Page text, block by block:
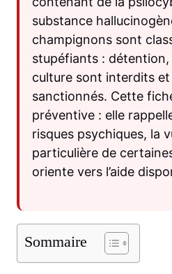
substance
champignons sont
stupéfiants : détention,
culture sont interdits
sanctionnés. Cette
préventive : elle
risques psychiques, la
particulière de
oriente vers l’aide
Sommaire